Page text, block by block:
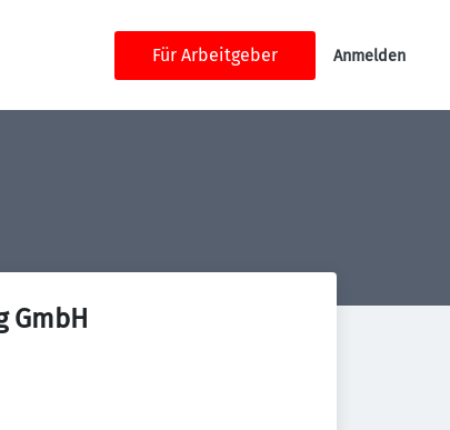
Für Arbeitgeber Anmelden
GmbH